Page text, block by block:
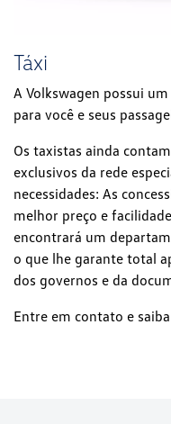
Táxi
A Volkswagen possui
para você e seus
Os taxistas ainda
exclusivos da rede
necessidades: As
melhor preço e
encontrará um
o que lhe garante total
dos governos e da
Entre em contato e